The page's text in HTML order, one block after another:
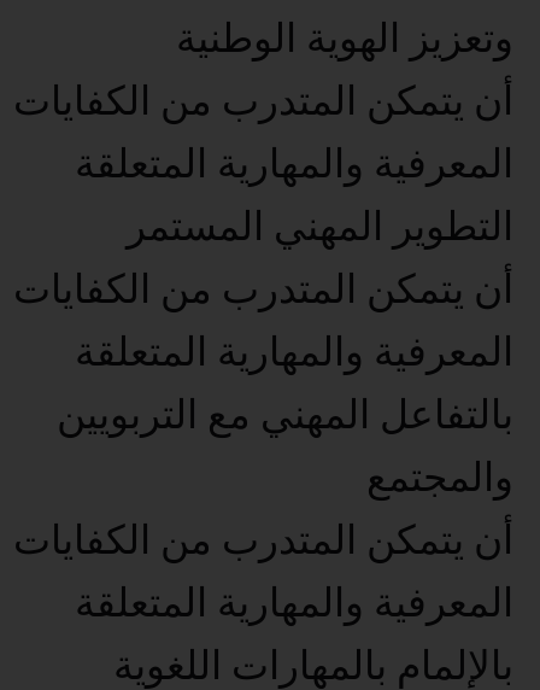
وتعزيز الهوية الوطنية
أن يتمكن المتدرب من الكفايات
المعرفية والمهارية المتعلقة
التطوير المهني المستمر
أن يتمكن المتدرب من الكفايات
المعرفية والمهارية المتعلقة
بالتفاعل المهني مع التربويين
والمجتمع
أن يتمكن المتدرب من الكفايات
المعرفية والمهارية المتعلقة
بالإلمام بالمهارات اللغوية